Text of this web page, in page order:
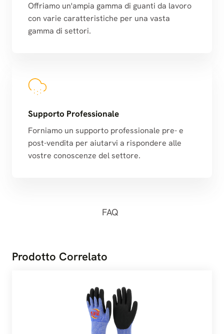
Offriamo un'ampia gamma di guanti da lavoro
con varie caratteristiche per una vasta
gamma di settori.
Supporto Professionale
Forniamo un supporto professionale pre- e
post-vendita per aiutarvi a rispondere alle
vostre conoscenze del settore.
FAQ
Prodotto Correlato